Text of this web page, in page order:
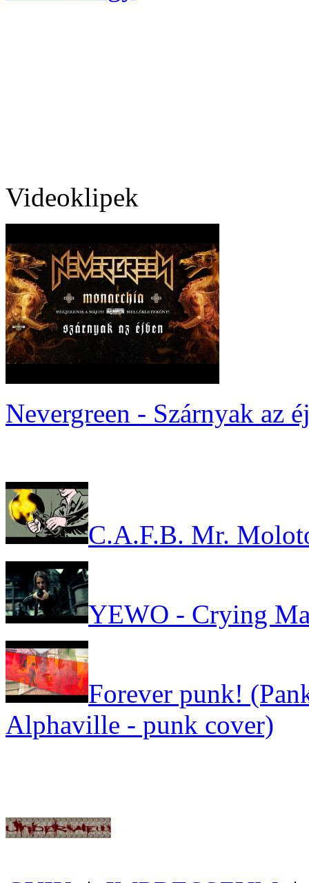
Videoklipek
Nevergreen - Szárnyak az
C.A.F.B. Mr.
YEWO - Crying
Forever punk!
Alphaville - punk cover)